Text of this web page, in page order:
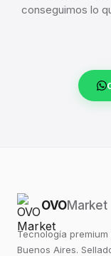
conseguimos lo
OVOMarket
Tecnología
Buenos Aires.